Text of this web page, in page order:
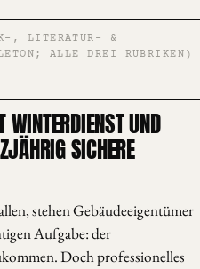
, LITERATUR- &
ALLE DREI RUBRIKEN)
UND
SICHERE
stehen Gebäudeeigentümer
Aufgabe: der
Doch professionelles